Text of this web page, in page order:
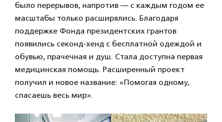
было перерывов, напротив — с каждым годом ее
масштабы только расширялись. Благодаря
поддержке Фонда президентских грантов
появились секонд-хенд с бесплатной одеждой и
обувью, прачечная и душ. Стала доступна первая
медицинская помощь. Расширенный проект
получил и новое название: «Помогая одному,
спасаешь весь мир».